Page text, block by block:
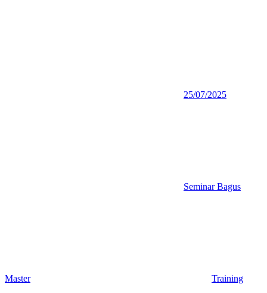
25/07/2025
Seminar Bagus
Master
Training